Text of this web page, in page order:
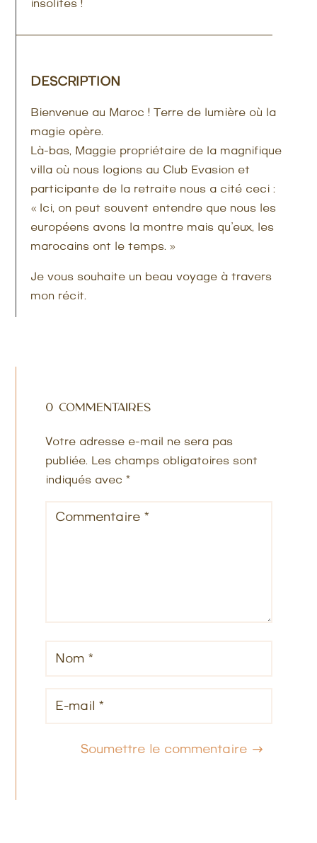
insolites !
DESCRIPTION
Bienvenue au Maroc ! Terre de lumière où la
magie opère.
Là-bas, Maggie propriétaire de la magnifique
villa où nous logions au Club Evasion et
participante de la retraite nous a cité ceci :
« Ici, on peut souvent entendre que nous les
européens avons la montre mais qu’eux, les
marocains ont le temps. »
Je vous souhaite un beau voyage à travers
mon récit.
0 commentaires
Votre adresse e-mail ne sera pas
publiée. Les champs obligatoires sont
indiqués avec *
Soumettre le commentaire